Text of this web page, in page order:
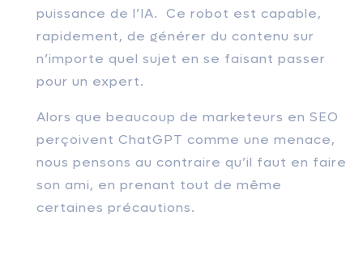
puissance de l’IA. Ce robot est capable,
rapidement, de générer du contenu sur
n’importe quel sujet en se faisant passer
pour un expert.
Alors que beaucoup de marketeurs en SEO
perçoivent ChatGPT comme une menace,
nous pensons au contraire qu’il faut en faire
son ami, en prenant tout de même
certaines précautions.